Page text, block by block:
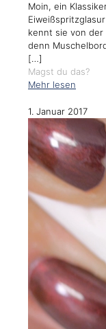
Moin, ein
kennt sie von der
denn
[…]
Magst du das?
Mehr lesen
1. Januar 2017